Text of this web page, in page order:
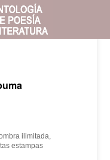
ilimitada,
estampas